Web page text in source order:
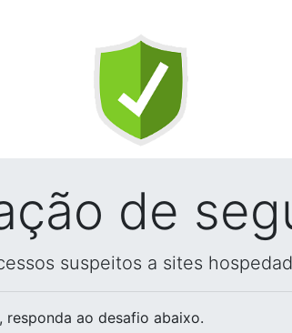
de
suspeitos a sites
, responda ao desafio abaixo.